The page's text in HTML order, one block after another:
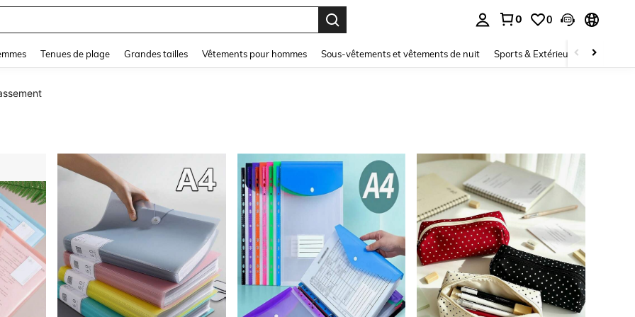
0 0
Tenues de plage Grandes tailles Vêtements pour hommes Sous-vêtements et vêtements de nuit Sports & Extérieur Enfants